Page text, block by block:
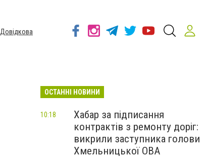
Довідкова
ОСТАННІ НОВИНИ
Хабар за підписання
контрактів з ремонту доріг:
викрили заступника голови
Хмельницької ОВА
10:18